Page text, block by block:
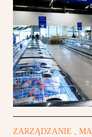
ZARZĄDZANIE ,